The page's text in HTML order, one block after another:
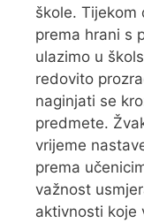
škole. Tijekom
prema hrani s
ulazimo u
redovito
naginjati se
predmete.
vrijeme
prema
važnost
aktivnosti koje